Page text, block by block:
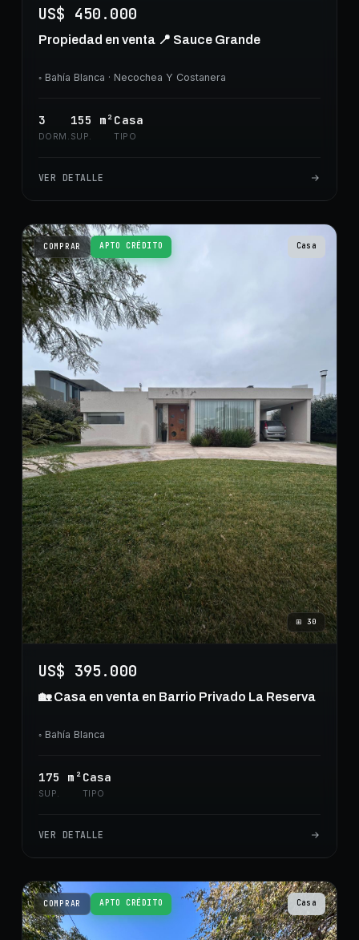
US$ 450.000
Propiedad en venta 📍 Sauce Grande
◦ Bahía Blanca · Necochea Y Costanera
3
DORM.
155 m²
SUP.
Casa
TIPO
VER DETALLE
COMPRAR APTO CRÉDITO Casa
⊞30
US$ 395.000
🏡 Casa en venta en Barrio Privado La Reserva
◦ Bahía Blanca
175 m²
SUP.
Casa
TIPO
VER DETALLE
COMPRAR APTO CRÉDITO Casa